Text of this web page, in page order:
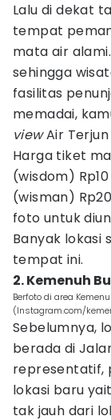
Lalu di dekat
tempat
mata air
sehingga
fasilitas
memadai,
viewAir Terjun
Harga tiket
(wisdom)
(wisman)
foto untuk
Banyak lokasi
tempat ini.
2. Kemenuh
Berfoto di area
(Instagram.com/
Sebelumnya,
berada di
representatif,
lokasi baru
tak jauh dari